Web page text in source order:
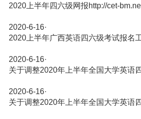
2020上半年四六级网报http://cet-
2020-6-16·
2020上半年广西英语四六级考试报名
2020-6-16·
关于调整2020年上半年全国大学英语
2020-6-16·
关于调整2020年上半年全国大学英语